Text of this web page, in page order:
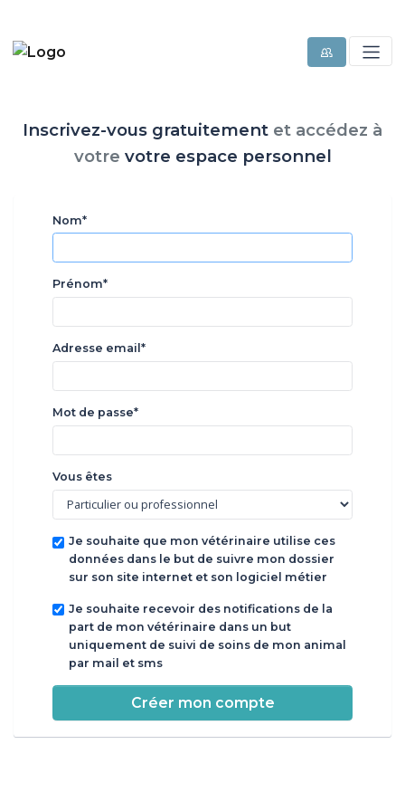
Inscrivez-vous gratuitement et accédez à
votre votre espace personnel
Nom*
Prénom*
Adresse email*
Mot de passe*
Vous êtes
Je souhaite que mon vétérinaire utilise ces
données dans le but de suivre mon dossier
sur son site internet et son logiciel métier
Je souhaite recevoir des notifications de la
part de mon vétérinaire dans un but
uniquement de suivi de soins de mon animal
par mail et sms
Créer mon compte